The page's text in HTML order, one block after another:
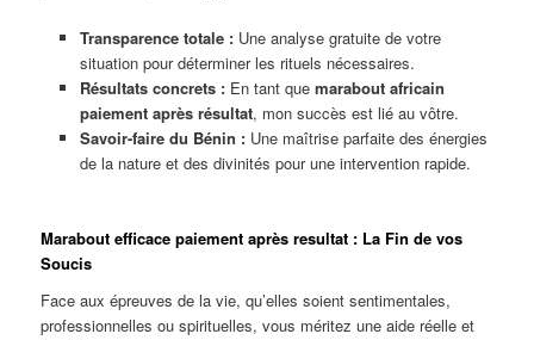
Transparence totale :Une analyse gratuite de votre
situation pour déterminer les rituels nécessaires.
Résultats concrets :En tant que marabout africain
paiement après résultat, mon succès est lié au vôtre.
Savoir-faire du Bénin :Une maîtrise parfaite des énergies
de la nature et des divinités pour une intervention rapide.
Marabout efficace paiement après resultat : La Fin de vos
Soucis
Face aux épreuves de la vie, qu’elles soient sentimentales,
professionnelles ou spirituelles, vous méritez une aide réelle et